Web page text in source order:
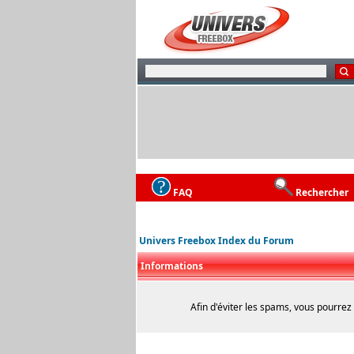
FAQ Rechercher
Univers Freebox Index du Forum
Informations
Afin d'éviter les spams, vous